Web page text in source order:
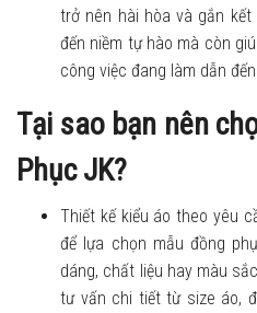
trở nên hài hòa và gắn
đến niềm tự hào mà còn
công việc đang làm dẫn
Tại sao bạn nên
Phục JK?
Thiết kế kiểu áo theo yêu
để lựa chọn mẫu đồng
dáng, chất liệu hay màu
tư vấn chi tiết từ size áo,